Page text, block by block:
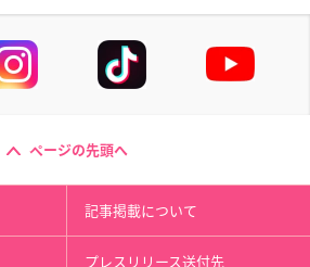
ページの先頭へ
記事掲載について
プレスリリース送付先